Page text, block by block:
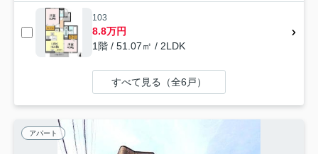
103
8.8万円
1階 / 51.07㎡ / 2LDK
すべて見る（全6戸）
アパート